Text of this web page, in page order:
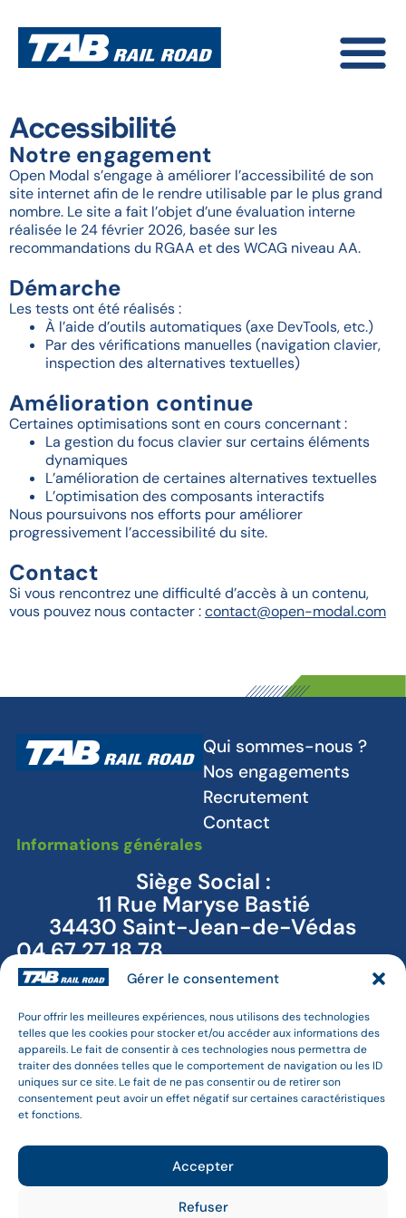
Gérer le consentement
Pour offrir les meilleures expériences, nous utilisons des technologies
telles que les cookies pour stocker et/ou accéder aux informations des
appareils. Le fait de consentir à ces technologies nous permettra de
traiter des données telles que le comportement de navigation ou les ID
uniques sur ce site. Le fait de ne pas consentir ou de retirer son
consentement peut avoir un effet négatif sur certaines caractéristiques
et fonctions.
Accepter
Refuser
Accessibilité
Notre engagement
Open Modal s’engage à améliorer l’accessibilité de son
site internet afin de le rendre utilisable par le plus grand
nombre. Le site a fait l’objet d’une évaluation interne
réalisée le 24 février 2026, basée sur les
recommandations du RGAA et des WCAG niveau AA.
Démarche
Les tests ont été réalisés :
À l’aide d’outils automatiques (axe DevTools, etc.)
Par des vérifications manuelles (navigation clavier,
inspection des alternatives textuelles)
Amélioration continue
Certaines optimisations sont en cours concernant :
La gestion du focus clavier sur certains éléments
dynamiques
L’amélioration de certaines alternatives textuelles
L’optimisation des composants interactifs
Nous poursuivons nos efforts pour améliorer
progressivement l’accessibilité du site.
Contact
Si vous rencontrez une difficulté d’accès à un contenu,
vous pouvez nous contacter :contact@open-modal.com
Qui sommes-nous ?
Nos engagements
Recrutement
Contact
Informations générales
Siège Social :
11 Rue Maryse Bastié
34430 Saint-Jean-de-Védas
04 67 27 18 78
Nos entités
BTM
T3M
Combirail
Nous suivre
Facebook
Linkedin